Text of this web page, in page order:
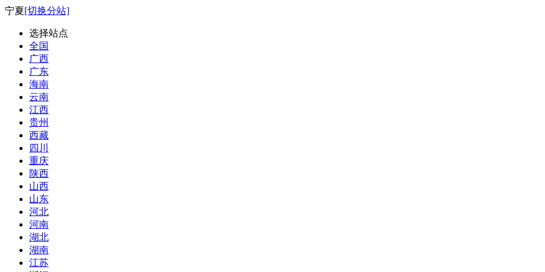
宁夏[切换分站]
选择站点
全国
广西
广东
海南
云南
江西
贵州
西藏
四川
重庆
陕西
山西
山东
河北
河南
湖北
湖南
江苏